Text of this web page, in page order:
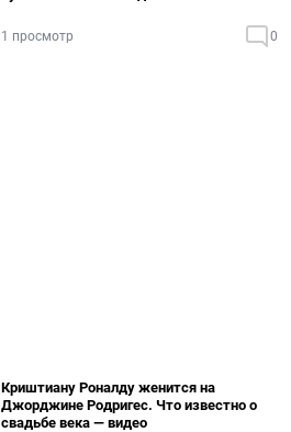
1 просмотр 0
Криштиану Роналду женится на
Джорджине Родригес. Что известно о
свадьбе века — видео